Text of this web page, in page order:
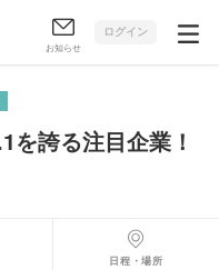
お知らせ
ログイン
を誇る注目企業！
日程・場所